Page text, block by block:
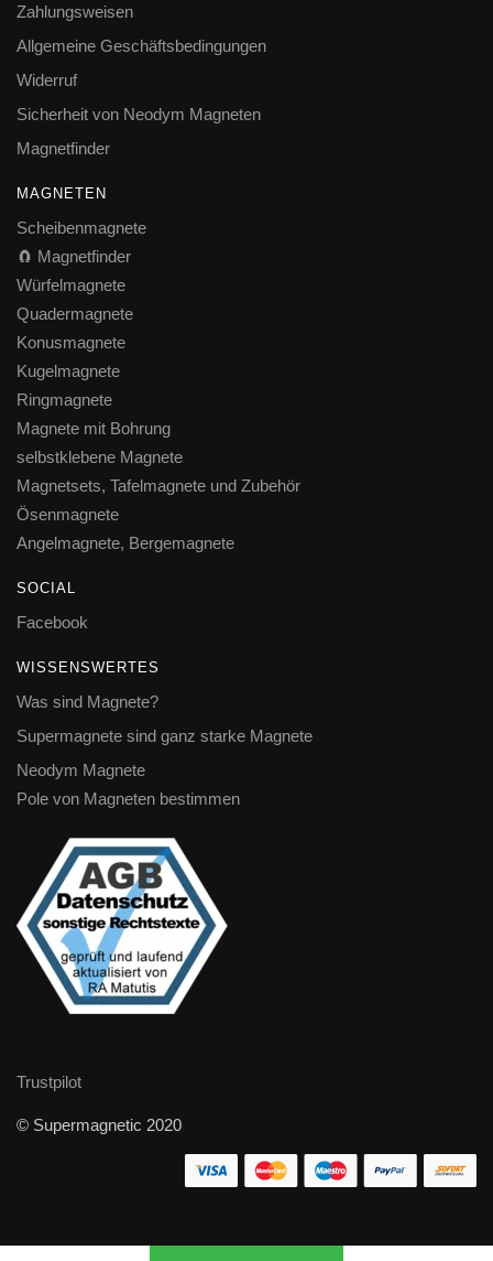
Zahlungsweisen
Allgemeine Geschäftsbedingungen
Widerruf
Sicherheit von Neodym Magneten
Magnetfinder
MAGNETEN
Scheibenmagnete
🧲 Magnetfinder
Würfelmagnete
Quadermagnete
Konusmagnete
Kugelmagnete
Ringmagnete
Magnete mit Bohrung
selbstklebene Magnete
Magnetsets, Tafelmagnete und Zubehör
Ösenmagnete
Angelmagnete, Bergemagnete
SOCIAL
Facebook
WISSENSWERTES
Was sind Magnete?
Supermagnete sind ganz starke Magnete
Neodym Magnete
Pole von Magneten bestimmen
Trustpilot
© Supermagnetic 2020